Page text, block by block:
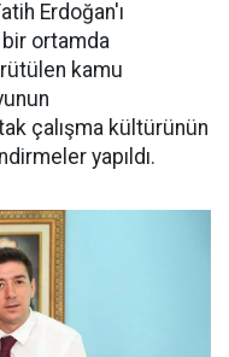
Erdoğan'ı
ortamda
kamu
çalışma kültürünün
yapıldı.